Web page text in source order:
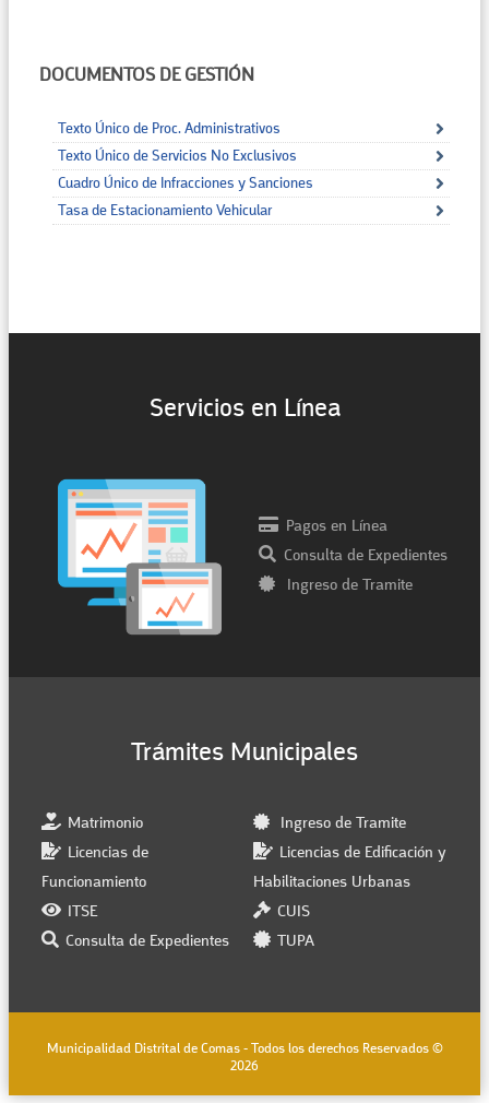
DOCUMENTOS DE GESTIÓN
Texto Único de Proc. Administrativos
Texto Único de Servicios No Exclusivos
Cuadro Único de Infracciones y Sanciones
Tasa de Estacionamiento Vehicular
Servicios en Línea
Pagos en Línea
Consulta de Expedientes
Ingreso de Tramite
Trámites Municipales
Matrimonio
Licencias de
Funcionamiento
ITSE
Consulta de Expedientes
Ingreso de Tramite
Licencias de Edificación y
Habilitaciones Urbanas
CUIS
TUPA
Municipalidad Distrital de Comas - Todos los derechos Reservados ©
2026